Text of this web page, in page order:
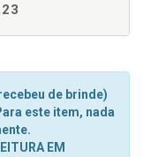
de brinde)
este item, nada
EM